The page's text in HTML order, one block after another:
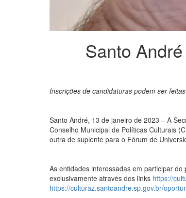
Santo
Inscrições de candidaturas podem ser
Santo André, 13 de janeiro de 2023 – A
Conselho Municipal de Políticas Culturais
outra de suplente para o Fórum de
As entidades interessadas em participar
exclusivamente através dos links https://
https://culturaz.santoandre.sp.gov.br/